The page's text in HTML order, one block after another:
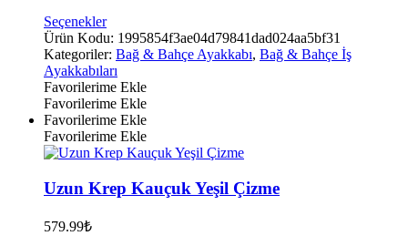
SeçeneklerBu
ürünün
birden
fazla
varyasyonu
var.
Seçenekler
ürün
sayfasından
Ürün Kodu: 1995854f3ae04d79841dad024aa5bf31
Kategoriler: Bağ & Bahçe Ayakkabı, Bağ & Bahçe İş
Ayakkabıları
Favorilerime Ekle
Favorilerime Ekle
Favorilerime Ekle
Favorilerime Ekle
Uzun Krep Kauçuk Yeşil Çizme
579.99₺